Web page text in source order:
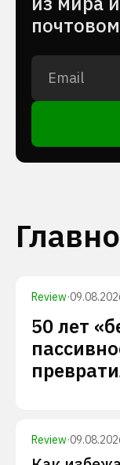
Review·
50 лет
Review·